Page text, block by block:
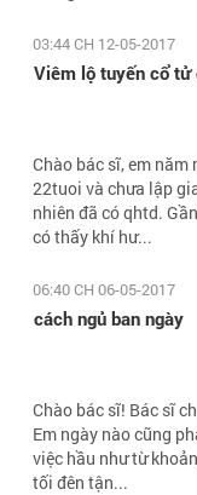
03:44 CH 12-05-2017
Viêm lộ tuyến cổ tử
Chào bác sĩ, em năm
22tuoi và chưa lập
nhiên đã có qhtd.
có thấy khí hư...
06:40 CH 06-05-2017
cách ngủ ban ngày
Chào bác sĩ! Bác sĩ
Em ngày nào cũng
việc hầu như từ
tối đên tận...